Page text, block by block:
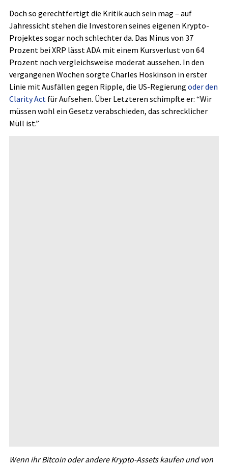
Doch so gerechtfertigt die Kritik auch sein mag – auf
Jahressicht stehen die Investoren seines eigenen Krypto-
Projektes sogar noch schlechter da. Das Minus von 37
Prozent bei XRP lässt ADA mit einem Kursverlust von 64
Prozent noch vergleichsweise moderat aussehen. In den
vergangenen Wochen sorgte Charles Hoskinson in erster
Linie mit Ausfällen gegen Ripple, die US-Regierung oder den
Clarity Act für Aufsehen. Über Letzteren schimpfte er: “Wir
müssen wohl ein Gesetz verabschieden, das schrecklicher
Müll ist.”
Wenn ihr Bitcoin oder andere Krypto-Assets kaufen und von